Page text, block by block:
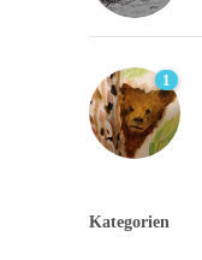
1
Kategorien